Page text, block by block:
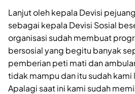
Lanjut oleh kepala Devisi
sebagai kepala Devisi Sosial
organisasi sudah membuat
bersosial yang begitu banyak
pemberian peti mati dan
tidak mampu dan itu sudah kami
Apalagi saat ini kami sudah